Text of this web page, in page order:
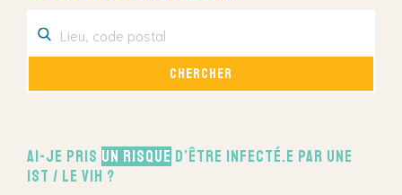
Ai-je pris un risque d’être infecté.e par une
IST / le VIH ?